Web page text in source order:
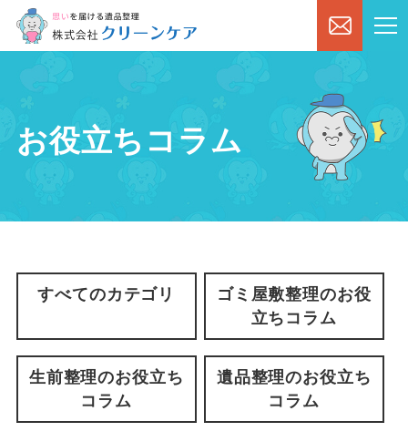
お役立ちコラム
すべてのカテゴリ
ゴミ屋敷整理のお役
立ちコラム
生前整理のお役立ち
コラム
遺品整理のお役立ち
コラム